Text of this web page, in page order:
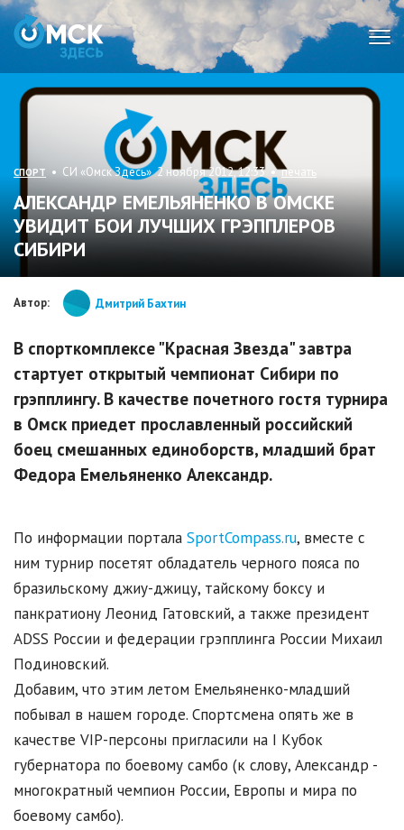
СПОРТ • СИ «Омск Здесь» 2 ноября 2012, 12:33 •печать
АЛЕКСАНДР ЕМЕЛЬЯНЕНКО В ОМСКЕ
УВИДИТ БОИ ЛУЧШИХ ГРЭППЛЕРОВ
СИБИРИ
Автор: Дмитрий Бахтин
В спорткомплексе "Красная Звезда" завтра
стартует открытый чемпионат Сибири по
грэпплингу. В качестве почетного гостя турнира
в Омск приедет прославленный российский
боец смешанных единоборств, младший брат
Федора Емельяненко Александр.
По информации портала SportCompass.ru, вместе с
ним турнир посетят обладатель черного пояса по
бразильскому джиу-джицу, тайскому боксу и
панкратиону Леонид Гатовский, а также президент
ADSS России и федерации грэпплинга России Михаил
Подиновский.
Добавим, что этим летом Емельяненко-младший
побывал в нашем городе. Спортсмена опять же в
качестве VIP-персоны пригласили на I Кубок
губернатора по боевому самбо (к слову, Александр -
многократный чемпион России, Европы и мира по
боевому самбо).